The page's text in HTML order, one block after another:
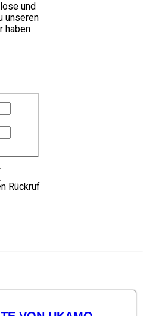
und
unseren
haben
Rückruf